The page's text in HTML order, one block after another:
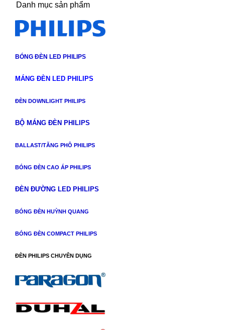
Danh mục sản phẩm
BÓNG ĐÈN LED PHILIPS
MÁNG ĐÈN LED PHILIPS
ĐÈN DOWNLIGHT PHILIPS
BỘ MÁNG ĐÈN PHILIPS
BALLAST/TĂNG PHÔ PHILIPS
BÓNG ĐÈN CAO ÁP PHILIPS
ĐÈN ĐƯỜNG LED PHILIPS
BÓNG ĐÈN HUỲNH QUANG
BÓNG ĐÈN COMPACT PHILIPS
ĐÈN PHILIPS CHUYÊN DỤNG